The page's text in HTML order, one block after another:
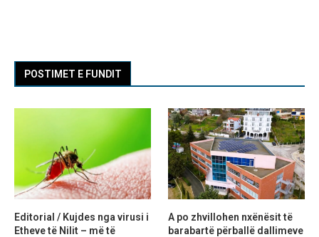
POSTIMET E FUNDIT
Editorial / Kujdes nga virusi i
Etheve të Nilit – më të
A po zhvillohen nxënësit të
barabartë përballë dallimeve